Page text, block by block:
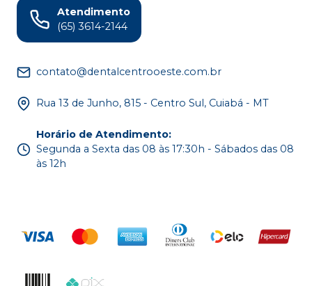
Atendimento
(65) 3614-2144
contato@dentalcentrooeste.com.br
Rua 13 de Junho, 815 - Centro Sul, Cuiabá - MT
Horário de Atendimento:
Segunda a Sexta das 08 às 17:30h - Sábados das 08
às 12h